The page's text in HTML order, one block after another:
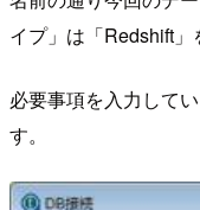
イプ」は「Redshift」
必要事項を入力して
す。